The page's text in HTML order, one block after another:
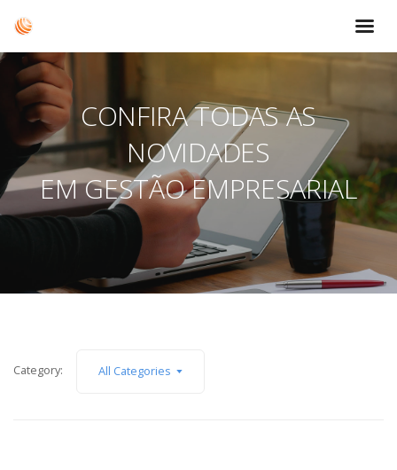
CONFIRA TODAS AS
NOVIDADES
EM GESTÃO EMPRESARIAL
Category: All Categories